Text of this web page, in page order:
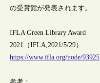
の受賞館が発表されます。
IFLA Green Library Award
2021（IFLA,2021/5/29）
https://www.ifla.org/node/93925